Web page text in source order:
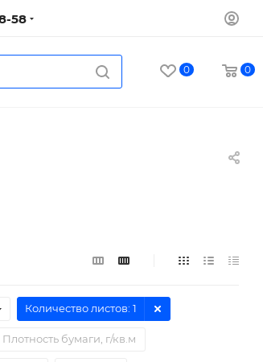
58
0 0
Количество листов: 1
Плотность бумаги, г/кв.м